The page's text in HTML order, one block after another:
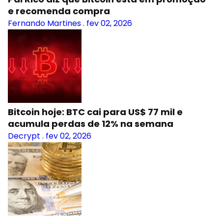
e recomenda compra
Fernando Martines. fev 02, 2026
Bitcoin hoje: BTC cai para US$ 77 mil e
acumula perdas de 12% na semana
Decrypt . fev 02, 2026